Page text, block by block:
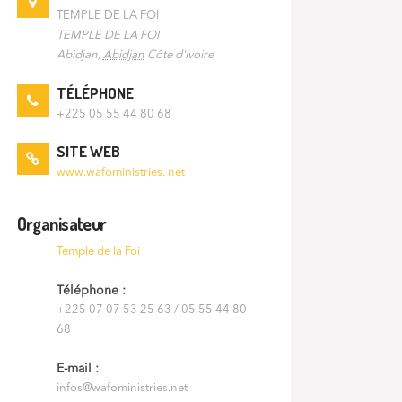
TEMPLE DE LA FOI
TEMPLE DE LA FOI
Abidjan, Abidjan Côte d'Ivoire
TÉLÉPHONE
+225 05 55 44 80 68
SITE WEB
www.wafoministries. net
Organisateur
Temple de la Foi
Téléphone :
+225 07 07 53 25 63 / 05 55 44 80
68
E-mail :
infos@wafoministries.net